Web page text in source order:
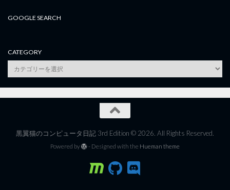
GOOGLE SEARCH
CATEGORY
category
黒翼猫のコンピュータ日記 3rd Edition © 2026. All Rights Reserved.
Powered by - Designed with the Hueman theme